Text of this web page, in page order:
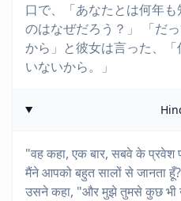
口で、「あなたとは何年
のはなぜだろう？」 「だ
から」と彼女は言った、
いないから。」
"वह कहा, एक बार, सबवे के प्रवेश
मैंने आपको बहुत सालों से जानता
उसने कहा, "और मुझे तुमसे कुछ भी